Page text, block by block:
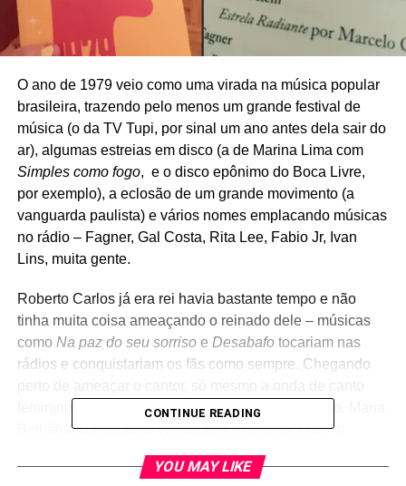
O ano de 1979 veio como uma virada na música popular
brasileira, trazendo pelo menos um grande festival de
música (o da TV Tupi, por sinal um ano antes dela sair do
ar), algumas estreias em disco (a de Marina Lima com
Simples como fogo, e o disco epônimo do Boca Livre,
por exemplo), a eclosão de um grande movimento (a
vanguarda paulista) e vários nomes emplacando músicas
no rádio – Fagner, Gal Costa, Rita Lee, Fabio Jr, Ivan
Lins, muita gente.
Roberto Carlos já era rei havia bastante tempo e não
tinha muita coisa ameaçando o reinado dele – músicas
como Na paz do seu sorrisoe Desabafotocariam nas
rádios e conquistariam os fãs como sempre. Chegando
feminino que invadiria as rádios naquele momento. Maria
Bethânia conseguiria vendagens excelentes com o
CONTINUE READING
YOU MAY LIKE